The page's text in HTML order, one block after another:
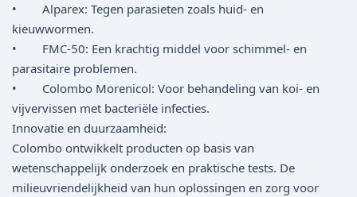
• Alparex: Tegen parasieten zoals huid- en
kieuwwormen.
• FMC-50: Een krachtig middel voor schimmel- en
parasitaire problemen.
• Colombo Morenicol: Voor behandeling van koi- en
vijvervissen met bacteriële infecties.
Innovatie en duurzaamheid:
Colombo ontwikkelt producten op basis van
wetenschappelijk onderzoek en praktische tests. De
milieuvriendelijkheid van hun oplossingen en zorg voor